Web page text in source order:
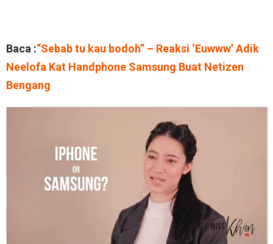
Baca :“Sebab tu kau bodoh” – Reaksi ‘Euwww’ Adik
Neelofa Kat Handphone Samsung Buat Netizen
Bengang